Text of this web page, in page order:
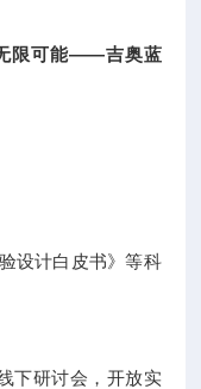
限可能——吉奥蓝
设计白皮书》等科
下研讨会，开放实